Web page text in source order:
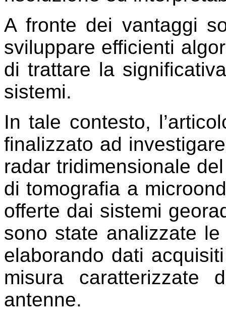
A fronte dei vantaggi
sviluppare efficienti
di trattare la
sistemi.
In tale contesto,
finalizzato ad
radar tridimensionale
di tomografia a
offerte dai sistemi
sono state analizzate
elaborando dati
misura caratterizzate
antenne.